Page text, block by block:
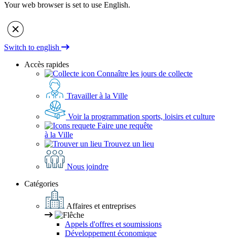
Your web browser is set to use English.
Switch to english
Accès rapides
Connaître les jours de collecte
Travailler à la Ville
Voir la programmation sports, loisirs et culture
Faire une requête
à la Ville
Trouvez un lieu
Nous joindre
Catégories
Affaires et entreprises
Appels d'offres et soumissions
Développement économique